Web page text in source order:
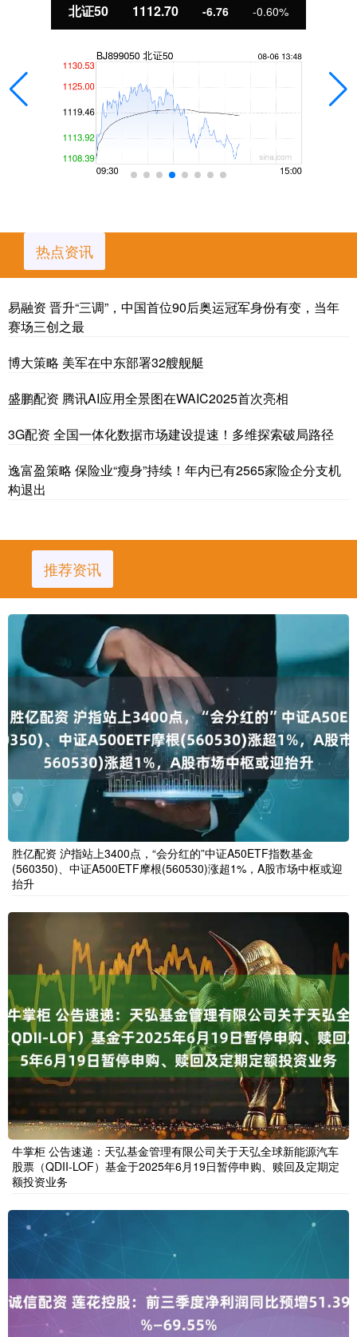
北证50 1112.70 -6.76 -0.60%
热点资讯
易融资 晋升“三调”，中国首位90后奥运冠军身份有变，当年
赛场三创之最
博大策略 美军在中东部署32艘舰艇
盛鹏配资 腾讯AI应用全景图在WAIC2025首次亮相
3G配资 全国一体化数据市场建设提速！多维探索破局路径
逸富盈策略 保险业“瘦身”持续！年内已有2565家险企分支机
构退出
推荐资讯
胜亿配资 沪指站上3400点，“会分红的”中证A50ETF指数基金
(560350)、中证A500ETF摩根(560530)涨超1%，A股市场中枢或迎
抬升
牛掌柜 公告速递：天弘基金管理有限公司关于天弘全球新能源汽车
股票（QDII-LOF）基金于2025年6月19日暂停申购、赎回及定期定
额投资业务